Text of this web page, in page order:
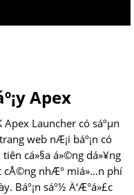
Apex
Apex Launcher có sáºµn
web nÆ¡i báº¡n có
cá»§a á»©ng dá»¥ng
cÅ©ng nhÆ° miá»…n phí
Báº¡n sáº½ Ä‘Æ°á»£c